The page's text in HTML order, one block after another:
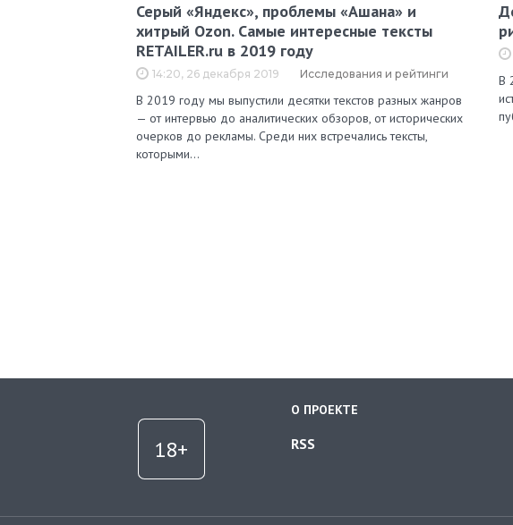
Серый «Яндекс», проблемы «Ашана» и
хитрый Ozon. Самые интересные тексты
RETAILER.ru в 2019 году
14:20, 26 декабря 2019 Исследования и рейтинги
В 2019 году мы выпустили десятки текстов разных жанров
— от интервью до аналитических обзоров, от исторических
очерков до рекламы. Среди них встречались тексты,
которыми…
В
О ПРОЕКТЕ
RSS